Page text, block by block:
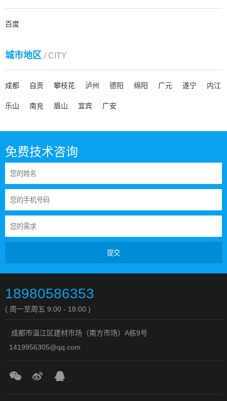
百度
城市地区 / CITY
成都 自贡 攀枝花 泸州 德阳 绵阳 广元 遂宁 内江
乐山 南充 眉山 宜宾 广安
免费技术咨询
提交
18980586353
( 周一至周五 9:00 - 18:00 )
成都市温江区建材市场（南方市场）A栋9号
1419956305@qq.com